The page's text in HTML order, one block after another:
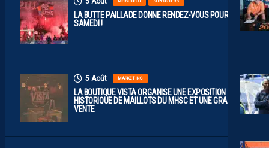
LA BUTTE PAILLADE DONNE RENDEZ-VOUS POUR
SAMEDI !
5 Août MARKETING
LA BOUTIQUE VISTA ORGANISE UNE EXPOSITION
HISTORIQUE DE MAILLOTS DU MHSC ET UNE GRANDE
VENTE